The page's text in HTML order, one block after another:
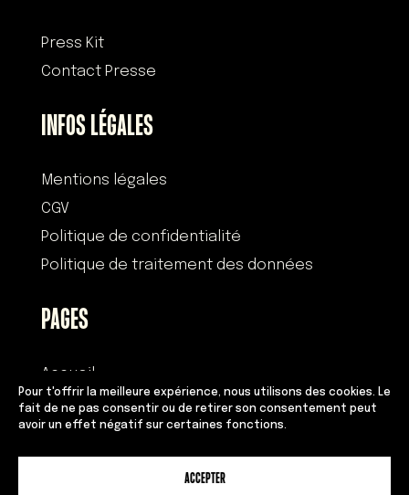
Pour t'offrir la meilleure expérience, nous utilisons des cookies. Le
fait de ne pas consentir ou de retirer son consentement peut
avoir un effet négatif sur certaines fonctions.
ACCEPTER
Press Kit
Contact Presse
INFOS LÉGALES
Mentions légales
CGV
Politique de confidentialité
Politique de traitement des données
PAGES
Accueil
Histoire
Devenir franchisé
Équipe